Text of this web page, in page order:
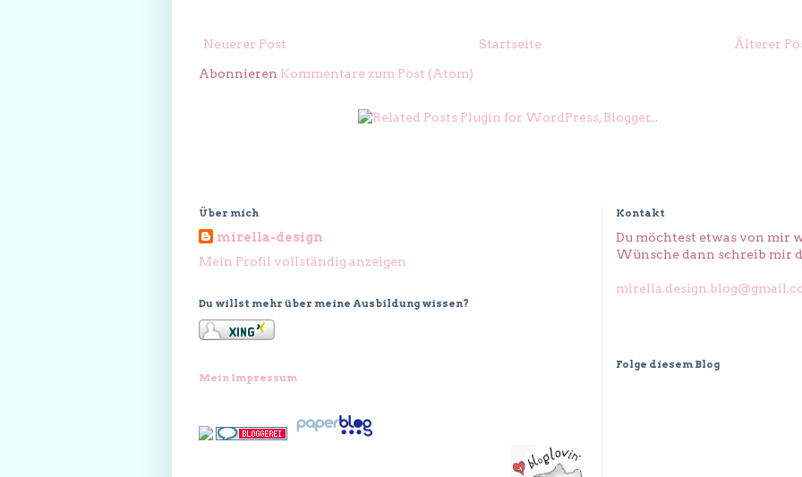
Neuerer Post Älterer
Startseite
Abonnieren Kommentare zum Post (Atom)
Über mich
mirella-design
Mein Profil vollständig anzeigen
Du willst mehr über meine Ausbildung wissen?
Mein Impressum
Kontakt
Du möchtest etwas von mir
Wünsche dann schreib mir
Folge diesem Blog